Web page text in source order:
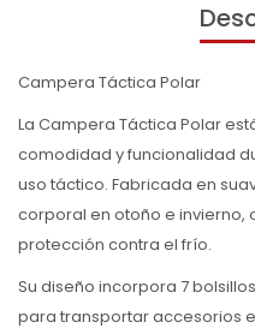
Campera Táctica Polar
La Campera Táctica Polar
comodidad y funcionalidad
uso táctico. Fabricada en
corporal en otoño e invierno,
protección contra el frío.
Su diseño incorpora 7
para transportar accesorios